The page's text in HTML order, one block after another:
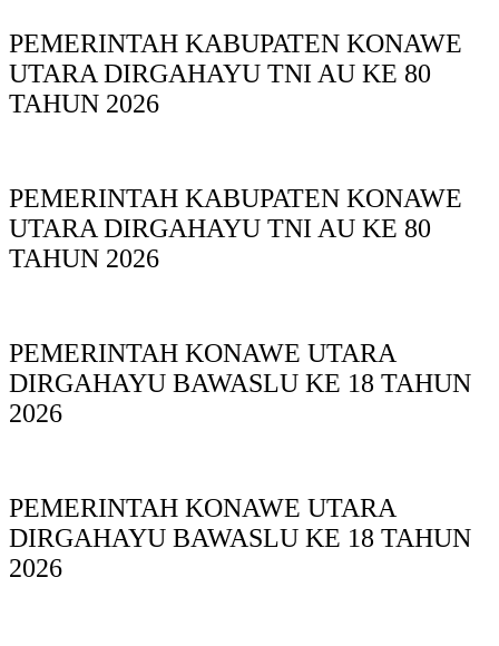
PEMERINTAH KABUPATEN KONAWE
UTARA DIRGAHAYU TNI AU KE 80
TAHUN 2026
PEMERINTAH KABUPATEN KONAWE
UTARA DIRGAHAYU TNI AU KE 80
TAHUN 2026
PEMERINTAH KONAWE UTARA
DIRGAHAYU BAWASLU KE 18 TAHUN
2026
PEMERINTAH KONAWE UTARA
DIRGAHAYU BAWASLU KE 18 TAHUN
2026